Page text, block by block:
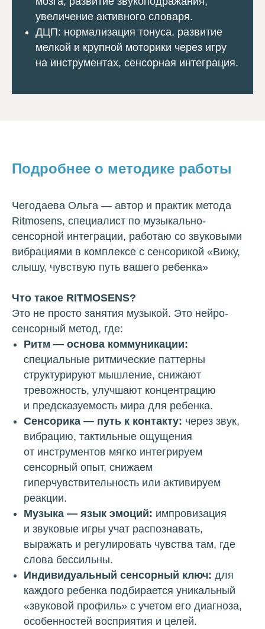
увеличение активного словаря.
ДЦП: нормализация тонуса, развитие
мелкой и крупной моторики через игру
на инструментах, сенсорная интеграция.
Подробнее о методике работы
Чегодаева Ольга — автор и практик метода
Ritmosens, специалист по музыкально-
сенсорной интеграции, работаю со звуковыми
вибрациями в комплексе с сенсорикой «Вижу,
слышу, чувствую путь вашего ребенка»
Что такое RITMOSENS?
Это не просто занятия музыкой. Это нейро-
сенсорный метод, где:
Ритм — основа коммуникации:
специальные ритмические паттерны
структурируют мышление, снижают
тревожность, улучшают концентрацию
и предсказуемость мира для ребенка.
Сенсорика — путь к контакту: через звук,
вибрацию, тактильные ощущения
от инструментов мягко интегрируем
сенсорный опыт, снижаем
гиперчувствительность или активируем
реакции.
Музыка — язык эмоций: импровизация
и звуковые игры учат распознавать,
выражать и регулировать чувства там, где
слова бессильны.
Индивидуальный сенсорный ключ: для
каждого ребенка подбирается уникальный
«звуковой профиль» с учетом его диагноза,
особенностей восприятия и целей.